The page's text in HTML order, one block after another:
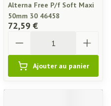
Alterna Free P/f Soft Maxi
50mm 30 46458
72,59 €
Ajouter au panier